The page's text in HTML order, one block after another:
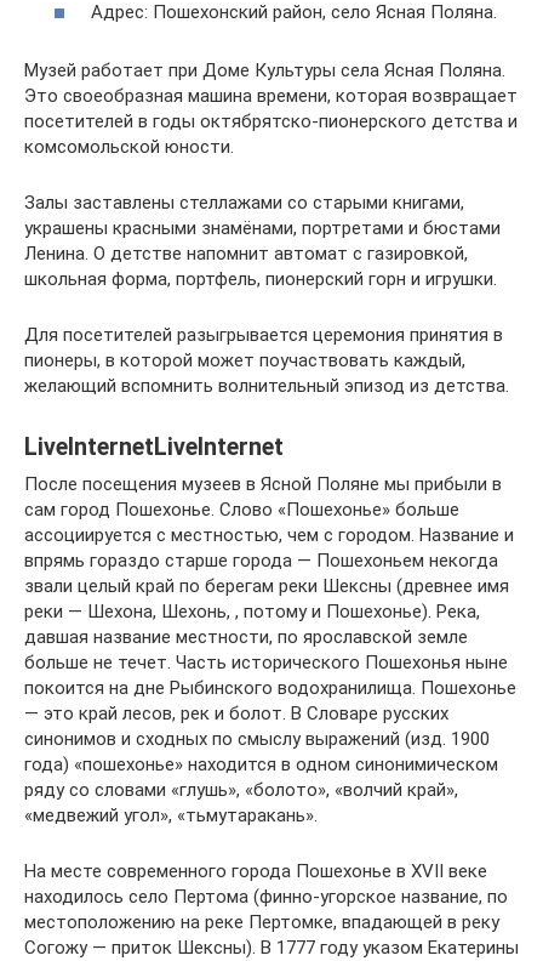
Адрес: Пошехонский район, село Ясная Поляна.
Музей работает при Доме Культуры села Ясная Поляна.
Это своеобразная машина времени, которая возвращает
посетителей в годы октябрятско-пионерского детства и
комсомольской юности.
Залы заставлены стеллажами со старыми книгами,
украшены красными знамёнами, портретами и бюстами
Ленина. О детстве напомнит автомат с газировкой,
школьная форма, портфель, пионерский горн и игрушки.
Для посетителей разыгрывается церемония принятия в
пионеры, в которой может поучаствовать каждый,
желающий вспомнить волнительный эпизод из детства.
LiveInternetLiveInternet
После посещения музеев в Ясной Поляне мы прибыли в
сам город Пошехонье. Слово «Пошехонье» больше
ассоциируется с местностью, чем с городом. Название и
впрямь гораздо старше города — Пошехоньем некогда
звали целый край по берегам реки Шексны (древнее имя
реки — Шехона, Шехонь, , потому и Пошехонье). Река,
давшая название местности, по ярославской земле
больше не течет. Часть исторического Пошехонья ныне
покоится на дне Рыбинского водохранилища. Пошехонье
— это край лесов, рек и болот. В Словаре русских
синонимов и сходных по смыслу выражений (изд. 1900
года) «пошехонье» находится в одном синонимическом
ряду со словами «глушь», «болото», «волчий край»,
«медвежий угол», «тьмутаракань».
На месте современного города Пошехонье в XVII веке
находилось село Пертома (финно-угорское название, по
местоположению на реке Пертомке, впадающей в реку
Согожу — приток Шексны). В 1777 году указом Екатерины